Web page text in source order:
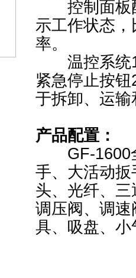
控制面板配
示工作状态
率。
温控系统
紧急停止按
于拆卸、运输
产品配置：
GF-1600全
手、大活动
头、光纤、
调压阀、调
具、吸盘、